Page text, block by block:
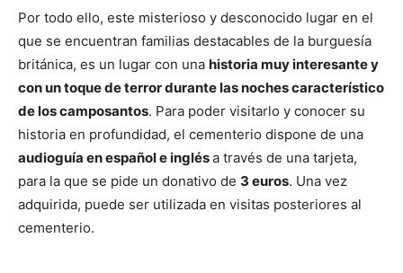
Por todo ello, este misterioso y desconocido lugar en el
que se encuentran familias destacables de la burguesía
británica, es un lugar con una historia muy interesante y
con un toque de terror durante las noches característico
de los camposantos. Para poder visitarlo y conocer su
historia en profundidad, el cementerio dispone de una
audioguía en español e inglésa través de una tarjeta,
para la que se pide un donativo de 3 euros. Una vez
adquirida, puede ser utilizada en visitas posteriores al
cementerio.